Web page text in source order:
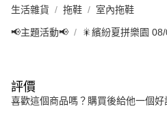
生活雜貨 拖鞋 室內拖鞋
📢主題活動📢 🎇繽紛夏拼樂園
評價
喜歡這個商品嗎？購買後給他一個好